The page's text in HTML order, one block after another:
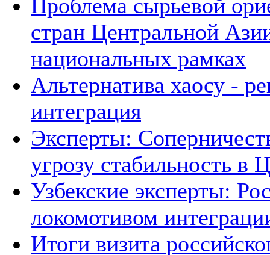
Проблема сырьевой
стран Центральной
национальных рамках
Альтернатива хаосу -
интеграция
Эксперты:
угрозу стабильность в
Узбекские эксперты:
локомотивом
Итоги визита